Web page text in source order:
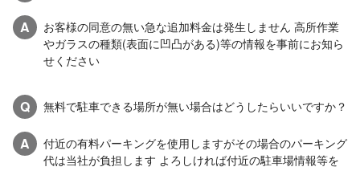
A
お客様の同意の無い急な追加料金は発生しません 高所作業
やガラスの種類(表面に凹凸がある)等の情報を事前にお知ら
せください
Q 無料で駐車できる場所が無い場合はどうしたらいいですか？
A
付近の有料パーキングを使用しますがその場合のパーキング
代は当社が負担します よろしければ付近の駐車場情報等を